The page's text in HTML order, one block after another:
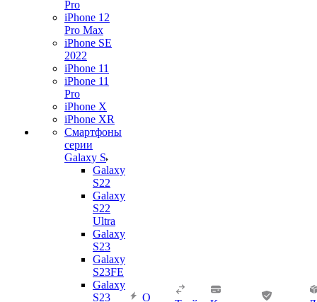
Pro
iPhone 12
Pro Max
iPhone SE
2022
iPhone 11
iPhone 11
Pro
iPhone X
iPhone XR
Смартфоны
серии
Galaxy S
Galaxy
S22
Galaxy
S22
Ultra
Galaxy
S23
Galaxy
S23FE
Galaxy
S23
О